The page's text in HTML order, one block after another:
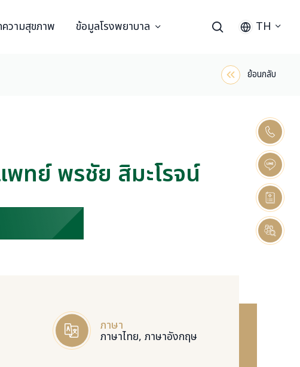
วามสุขภาพ ข้อมูลโรงพยาบาล TH
ย้อนกลับ
พทย์ พรชัย สิมะโรจน์
ภาษา
ภาษาไทย, ภาษาอังกฤษ